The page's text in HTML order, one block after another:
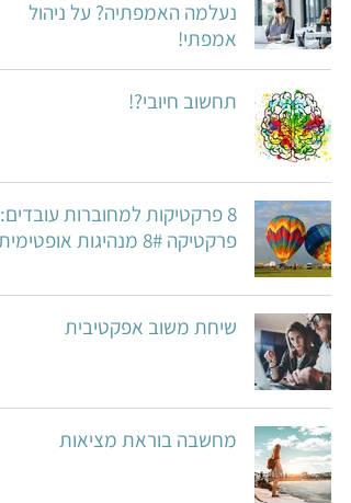
נעלמה האמפתיה? על ניהול
אמפתי!
תחשוב חיובי?!
8 פרקטיקות למחוברות עובדים:
פרקטיקה 8# מנהיגות אופטימית
שיחת משוב אפקטיבית
מחשבה בוראת מציאות